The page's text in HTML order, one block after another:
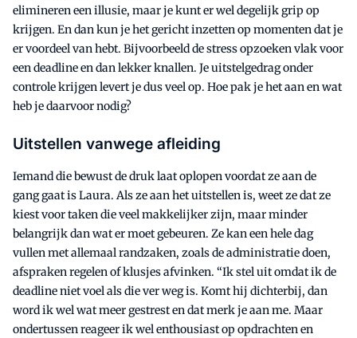
elimineren een illusie, maar je kunt er wel degelijk grip op
krijgen. En dan kun je het gericht inzetten op momenten dat je
er voordeel van hebt. Bijvoorbeeld de stress opzoeken vlak voor
een deadline en dan lekker knallen. Je uitstelgedrag onder
controle krijgen levert je dus veel op. Hoe pak je het aan en wat
heb je daarvoor nodig?
Uitstellen vanwege afleiding
Iemand die bewust de druk laat oplopen voordat ze aan de
gang gaat is Laura. Als ze aan het uitstellen is, weet ze dat ze
kiest voor taken die veel makkelijker zijn, maar minder
belangrijk dan wat er moet gebeuren. Ze kan een hele dag
vullen met allemaal randzaken, zoals de administratie doen,
afspraken regelen of klusjes afvinken. “Ik stel uit omdat ik de
deadline niet voel als die ver weg is. Komt hij dichterbij, dan
word ik wel wat meer gestrest en dat merk je aan me. Maar
ondertussen reageer ik wel enthousiast op opdrachten en